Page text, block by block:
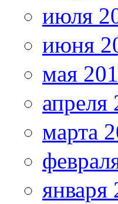
июля
июня
мая
апреля
марта
января